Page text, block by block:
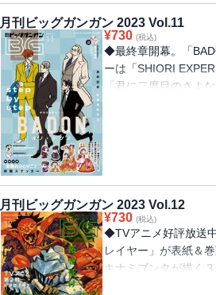
おじさん」長田悠幸
原作：タナカトモ 作
ふたり」地主／「ロ
活動記-」地主／「ハ
り弱いやつに会いに
の私は転生者。」原
ツメ／「スター・ウ
ィルム 原案：ウォ
祐輔
（ヒーロー文庫／イ
成：七緒一綺 キャラ
イヤー」原作：蝸牛
作画：黒瀬浩介 キャ
イヤー：デイ・イン
い／「シノハユ」原
た魚は大きかったが
万葉・三登いつき（
姫、始めました～召
作：もちだもちこ 漫
三部けい 助言・協力
「千剣の魔術師と呼
月刊ビッグガンガン 2023 Vol.11
¥730 (税込)
◆最終章開幕。「
ーは「SHIORI
「君に二度目のさよ
姫伝～妹の身代わり
庫／イマジカインフ
綺 キャラクター原案
作：蝸牛くも（GA
浩介 キャラクター
イ・イン・ザ・ライ
月刊ビッグガンガン 2023 Vol.12
¥730 (税込)
◆TVアニメ好評放送
レイヤー」が表紙＆
キナミブンタが描く
い」、マンガUP!よ